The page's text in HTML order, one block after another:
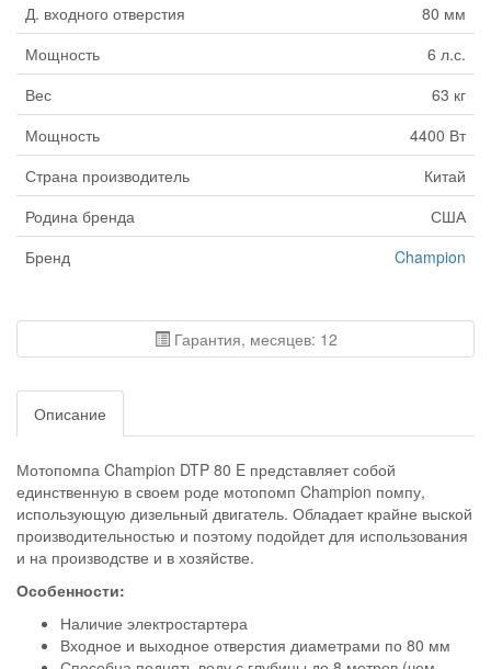
Д. входного отверстия
80 мм
Мощность
6 л.с.
Вес
63 кг
Мощность
4400 Вт
Страна производитель
Китай
Родина бренда
США
Бренд
Champion
Гарантия, месяцев: 12
Описание
Мотопомпа Champion DTP 80 E представляет собой
единственную в своем роде мотопомп Champion помпу,
использующую дизельный двигатель. Обладает крайне выской
производительностью и поэтому подойдет для использования
и на производстве и в хозяйстве.
Особенности:
Наличие электростартера
Входное и выходное отверстия диаметрами по 80 мм